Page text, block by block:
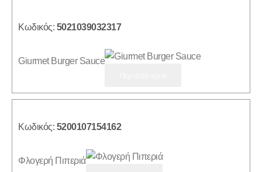
Κωδικός: 5021039032317
Giurmet Burger Sauce
Κωδικός: 5200107154162
Φλογερή Πιπεριά